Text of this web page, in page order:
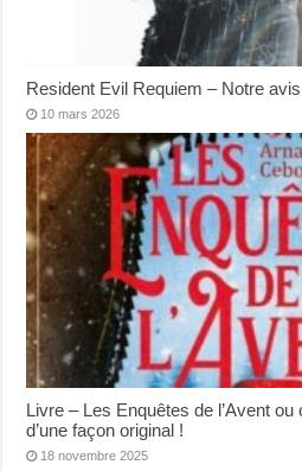
Resident Evil Requiem – Notre avis
10 mars 2026
Livre – Les Enquêtes de l’Avent
d’une façon original !
18 novembre 2025